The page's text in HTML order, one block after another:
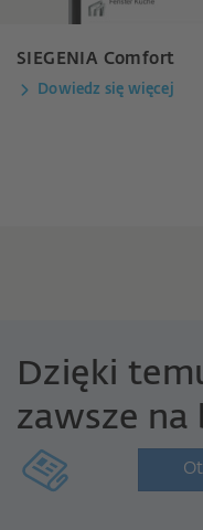
SIEGENIA Comfort
Dowiedz się więcej
Dzięki
zawsze na